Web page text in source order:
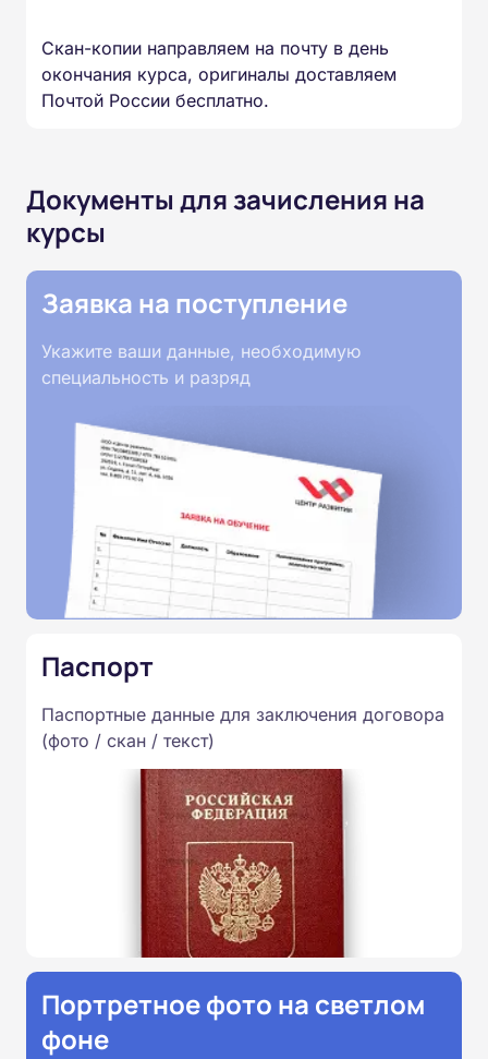
Скан-копии направляем на почту в день
окончания курса, оригиналы доставляем
Почтой России бесплатно.
Документы для зачисления на
курсы
Заявка на поступление
Укажите ваши данные, необходимую
специальность и разряд
Паспорт
Паспортные данные для заключения договора
(фото / скан / текст)
Портретное фото на светлом
фоне